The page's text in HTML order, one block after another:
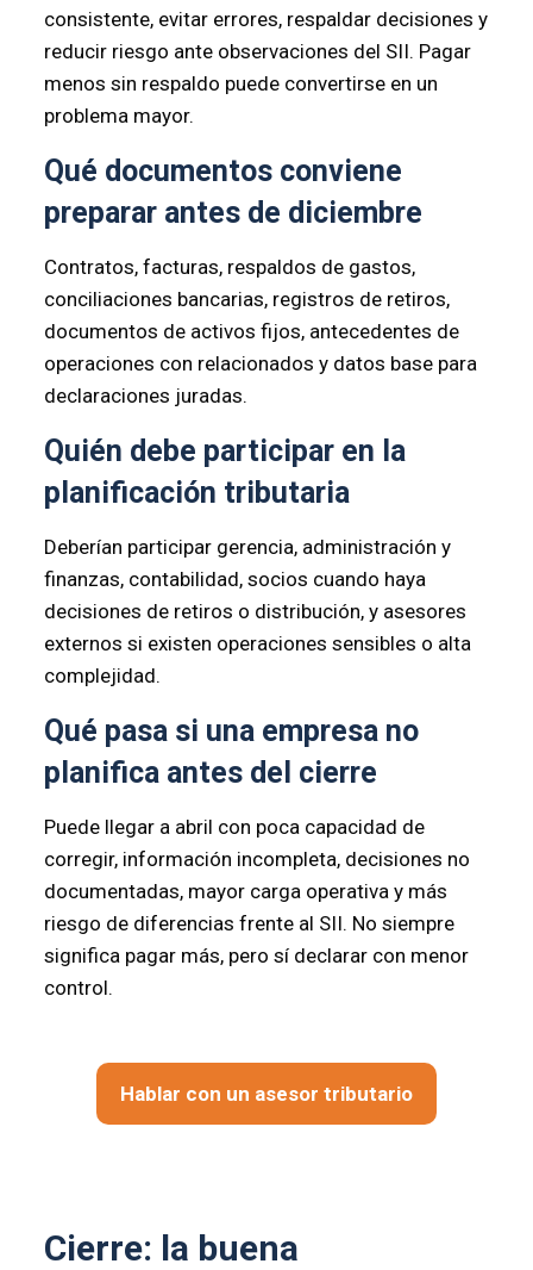
consistente, evitar errores, respaldar decisiones y
reducir riesgo ante observaciones del SII. Pagar
menos sin respaldo puede convertirse en un
problema mayor.
Qué documentos conviene
preparar antes de diciembre
Contratos, facturas, respaldos de gastos,
conciliaciones bancarias, registros de retiros,
documentos de activos fijos, antecedentes de
operaciones con relacionados y datos base para
declaraciones juradas.
Quién debe participar en la
planificación tributaria
Deberían participar gerencia, administración y
finanzas, contabilidad, socios cuando haya
decisiones de retiros o distribución, y asesores
externos si existen operaciones sensibles o alta
complejidad.
Qué pasa si una empresa no
planifica antes del cierre
Puede llegar a abril con poca capacidad de
corregir, información incompleta, decisiones no
documentadas, mayor carga operativa y más
riesgo de diferencias frente al SII. No siempre
significa pagar más, pero sí declarar con menor
control.
Hablar con un asesor tributario
Cierre: la buena